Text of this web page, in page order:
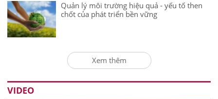
Quản lý môi trường hiệu quả - yếu tố then
chốt của phát triển bền vững
Xem thêm
VIDEO